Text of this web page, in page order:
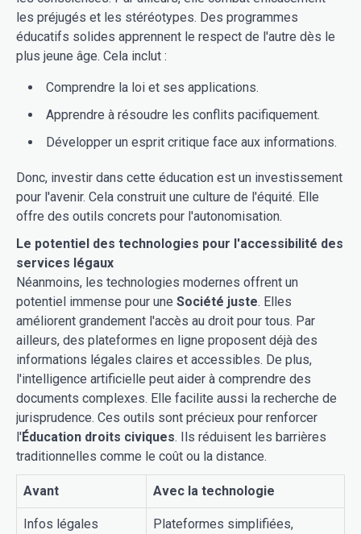
les préjugés et les stéréotypes. Des programmes
éducatifs solides apprennent le respect de l'autre dès le
plus jeune âge. Cela inclut :
Comprendre la loi et ses applications.
Apprendre à résoudre les conflits pacifiquement.
Développer un esprit critique face aux informations.
Donc, investir dans cette éducation est un investissement
pour l'avenir. Cela construit une culture de l'équité. Elle
offre des outils concrets pour l'autonomisation.
Le potentiel des technologies pour l'accessibilité des
services légaux
Néanmoins, les technologies modernes offrent un
potentiel immense pour une Société juste. Elles
améliorent grandement l'accès au droit pour tous. Par
ailleurs, des plateformes en ligne proposent déjà des
informations légales claires et accessibles. De plus,
l'intelligence artificielle peut aider à comprendre des
documents complexes. Elle facilite aussi la recherche de
jurisprudence. Ces outils sont précieux pour renforcer
l'Éducation droits civiques. Ils réduisent les barrières
traditionnelles comme le coût ou la distance.
Avant Avec la technologie
Infos légales
Plateformes simplifiées,